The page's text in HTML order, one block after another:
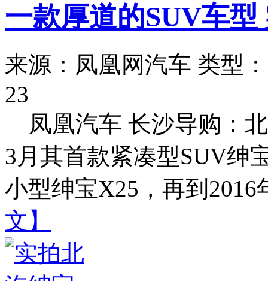
一款厚道的SUV车
来源：凤凰网汽车 类型
23
凤凰汽车 长沙导购：
3月其首款紧凑型SUV绅
小型绅宝X25，再到2016
文】